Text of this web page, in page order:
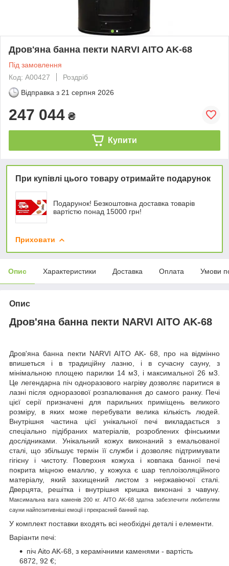
Дров'яна банна пекти NARVI AITO AK-68
Під замовлення
Код: А00427
Роздріб
Відправка з 21 серпня 2026
247 044 ₴
Купити
При купівлі цього товару отримайте подарунок
Подарунок! Безкоштовна доставка товарів
вартістю понад 15000 грн!
Приховати
Опис Характеристики Доставка Оплата Умови
Опис
Дров'яна банна пекти NARVI AITO AK-68
Дров'яна банна пекти NARVI AITO AK- 68, про на відмінно
впишеться і в традиційну лазню, і в сучасну сауну, з
мінімальною площею парилки 14 м3, і максимальної 26 м3.
Це легендарна піч одноразового нагріву дозволяє паритися в
лазні після одноразової розпалювання до самого ранку. Печі
цієї серії призначені для парильних приміщень великого
розміру, в яких може перебувати велика кількість людей.
Внутрішня частина цієї унікальної печі викладається з
спеціально підібраних матеріалів, розроблених фінськими
дослідниками. Унікальний кожух виконаний з емальованої
сталі, що збільшує термін її служби і дозволяє підтримувати
гігієну і чистоту. Поверхня кожуха і ковпака банної печі
покрита міцною емаллю, у кожуха є шар теплоізоляційного
матеріалу, який захищений листом з нержавіючої сталі.
Дверцята, решітка і внутрішня кришка виконані з чавуну.
Максимальна вага каменів 200 кг. AITO AK-68 здатна забезпечити любителям
сауни найпозитивніші емоції і прекрасний банний пар.
У комплект поставки входять всі необхідні деталі і елементи.
Варіанти печі:
піч Aito AK-68, з керамічними каменями - вартість
6872, 92 €;